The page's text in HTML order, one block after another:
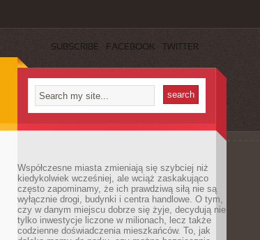
SUBSCRIBE FACEBOOK TWITTER
Współczesne miasta zmieniają się szybciej niż
kiedykolwiek wcześniej, ale wciąż zaskakująco
często zapominamy, że ich prawdziwą siłą nie są
wyłącznie drogi, budynki i centra handlowe. O tym,
czy w danym miejscu dobrze się żyje, decydują nie
tylko inwestycje liczone w milionach, lecz także
codzienne doświadczenia mieszkańców. To, jak